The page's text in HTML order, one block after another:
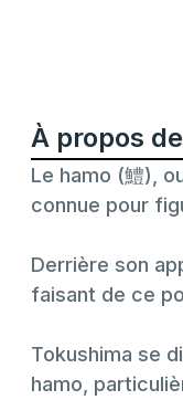
À propos
Le hamo (鱧),
connue pour
Derrière son
faisant de ce
Tokushima se
hamo,